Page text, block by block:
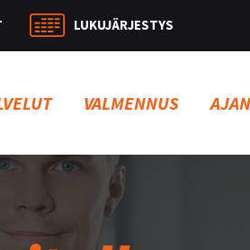
LUKUJÄRJESTYS
VALMENNUS